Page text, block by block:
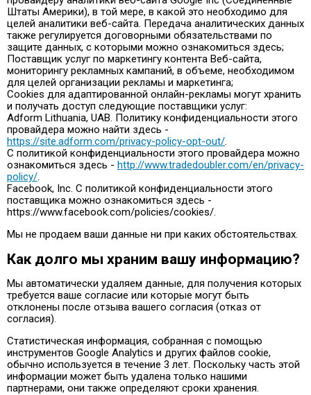
Штаты Америки), в той мере, в какой это необходимо для
целей аналитики веб-сайта. Передача аналитических данных
также регулируется договорными обязательствами по
защите данных, с которыми можно ознакомиться здесь;
Поставщик услуг по маркетингу контента Веб-сайта,
мониторингу рекламных кампаний, в объеме, необходимом
для целей организации рекламы и маркетинга;
Cookies для адаптированной онлайн-рекламы могут хранить
и получать доступ следующие поставщики услуг:
Adform Lithuania, UAB. Политику конфиденциальности этого
провайдера можно найти здесь -
https://site.adform.com/privacy-policy-opt-out/.
С политикой конфиденциальности этого провайдера можно
ознакомиться здесь - http://www.tradedoubler.com/en/privacy-
policy/.
Facebook, Inc. С политикой конфиденциальности этого
поставщика можно ознакомиться здесь -
https://www.facebook.com/policies/cookies/.
Мы не продаем ваши данные ни при каких обстоятельствах.
Как долго мы храним вашу информацию?
Мы автоматически удаляем данные, для получения которых
требуется ваше согласие или которые могут быть
отклонены после отзыва вашего согласия (отказ от
согласия).
Статистическая информация, собранная с помощью
инструментов Google Analytics и других файлов cookie,
обычно используется в течение 3 лет. Поскольку часть этой
информации может быть удалена только нашими
партнерами, они также определяют сроки хранения.